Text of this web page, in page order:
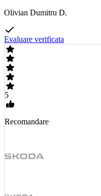
Olivian Dumitru D.
Evaluare verificata
5
Recomandare